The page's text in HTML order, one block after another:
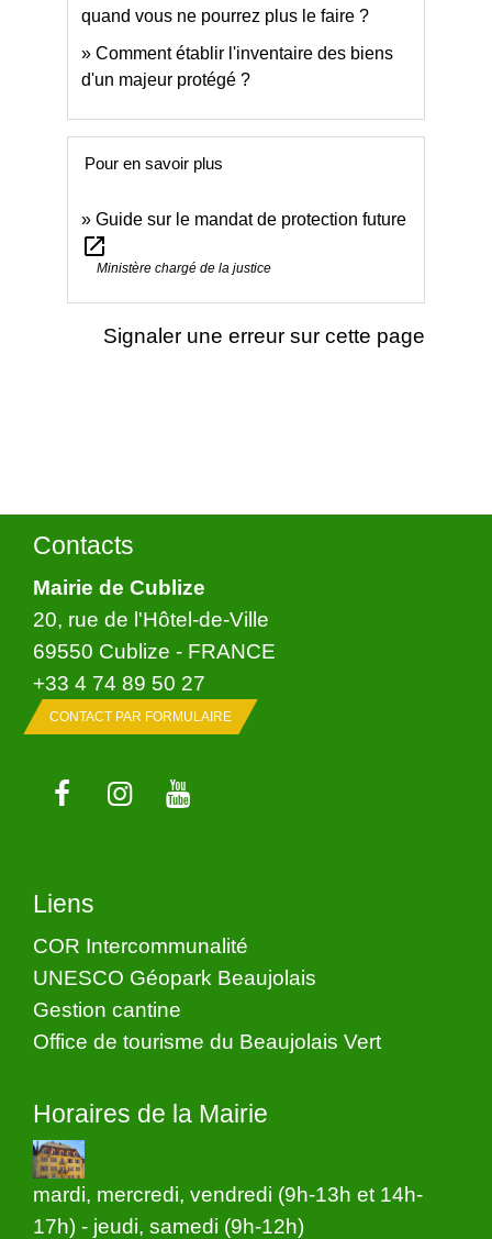
quand vous ne pourrez plus le faire ?
Comment établir l'inventaire des biens
d'un majeur protégé ?
Pour en savoir plus
Guide sur le mandat de protection future
open_in_new
Ministère chargé de la justice
Signaler une erreur sur cette page
Contacts
Mairie de Cublize
20, rue de l'Hôtel-de-Ville
69550 Cublize - FRANCE
+33 4 74 89 50 27
CONTACT PAR FORMULAIRE
Liens
COR Intercommunalité
UNESCO Géopark Beaujolais
Gestion cantine
Office de tourisme du Beaujolais Vert
Horaires de la Mairie
mardi, mercredi, vendredi (9h-13h et 14h-
17h) - jeudi, samedi (9h-12h)